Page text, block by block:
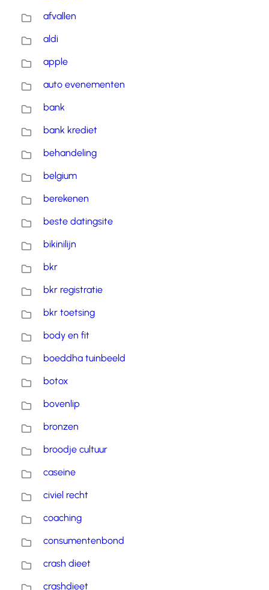
afvallen
aldi
apple
auto evenementen
bank
bank krediet
behandeling
belgium
berekenen
beste datingsite
bikinilijn
bkr
bkr registratie
bkr toetsing
body en fit
boeddha tuinbeeld
botox
bovenlip
bronzen
broodje cultuur
caseine
civiel recht
coaching
consumentenbond
crash dieet
crashdieet